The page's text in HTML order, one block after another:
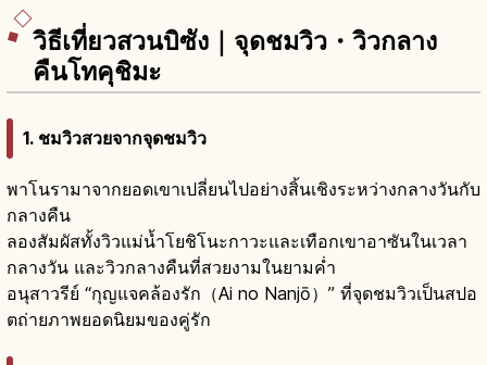
วิธีเที่ยวสวนบิซัง｜จุดชมวิว・วิวกลาง
คืนโทคุชิมะ
1. ชมวิวสวยจากจุดชมวิว
พาโนรามาจากยอดเขาเปลี่ยนไปอย่างสิ้นเชิงระหว่างกลางวันกับ
กลางคืน
ลองสัมผัสทั้งวิวแม่น้ำโยชิโนะกาวะและเทือกเขาอาซันในเวลา
กลางวัน และวิวกลางคืนที่สวยงามในยามค่ำ
อนุสาวรีย์ “กุญแจคล้องรัก（Ai no Nanjō）” ที่จุดชมวิวเป็นสปอ
ตถ่ายภาพยอดนิยมของคู่รัก